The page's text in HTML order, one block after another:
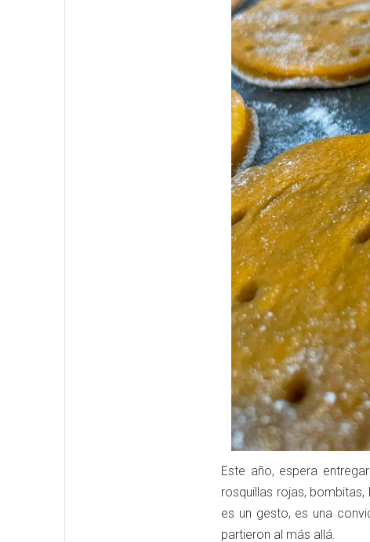
Este año, espera
rosquillas rojas,
es un gesto, es una
partieron al más allá.